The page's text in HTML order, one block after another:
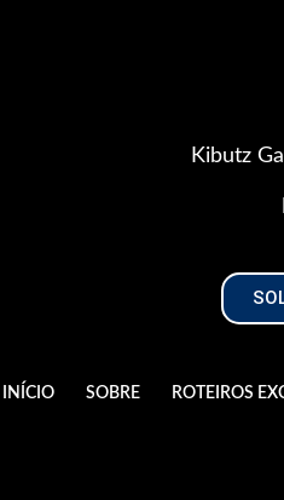
Kibutz
INÍCIO SOBRE ROTEIROS